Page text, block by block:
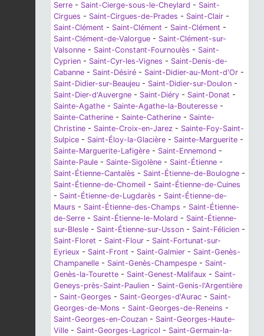
Serre - Saint-Cierge-sous-le-Cheylard - Saint-
Cirgues - Saint-Cirgues-de-Prades - Saint-Clair -
Saint-Clément - Saint-Clément - Saint-Clément -
Saint-Clément-de-Valorgue - Saint-Clément-sur-
Valsonne - Saint-Constant-Fournoulès - Saint-
Cyprien - Saint-Cyr-les-Vignes - Saint-Denis-de-
Cabanne - Saint-Désiré - Saint-Didier-au-Mont-d'Or -
Saint-Didier-sur-Beaujeu - Saint-Didier-sur-Doulon -
Saint-Dier-d'Auvergne - Saint-Diéry - Saint-Donat -
Sainte-Agathe - Sainte-Agathe-la-Bouteresse -
Sainte-Catherine - Sainte-Catherine - Sainte-
Christine - Sainte-Croix-en-Jarez - Sainte-Foy-Saint-
Sulpice - Saint-Éloy-la-Glacière - Sainte-Marguerite -
Sainte-Marguerite-Lafigère - Saint-Ennemond -
Sainte-Paule - Sainte-Sigolène - Saint-Étienne -
Saint-Étienne-Cantalès - Saint-Étienne-de-Boulogne -
Saint-Étienne-de-Chomeil - Saint-Étienne-de-Cuines
- Saint-Étienne-de-Lugdarès - Saint-Étienne-de-
Maurs - Saint-Étienne-des-Champs - Saint-Étienne-
de-Serre - Saint-Étienne-le-Molard - Saint-Étienne-
sur-Blesle - Saint-Étienne-sur-Usson - Saint-Félicien -
Saint-Floret - Saint-Flour - Saint-Fortunat-sur-
Eyrieux - Saint-Front - Saint-Galmier - Saint-Genès-
Champanelle - Saint-Genès-Champespe - Saint-
Genès-la-Tourette - Saint-Genest-Malifaux - Saint-
Geneys-près-Saint-Paulien - Saint-Genis-l'Argentière
- Saint-Georges - Saint-Georges-d'Aurac - Saint-
Georges-de-Mons - Saint-Georges-de-Reneins -
Saint-Georges-en-Couzan - Saint-Georges-Haute-
Ville - Saint-Georges-Lagricol - Saint-Germain-la-